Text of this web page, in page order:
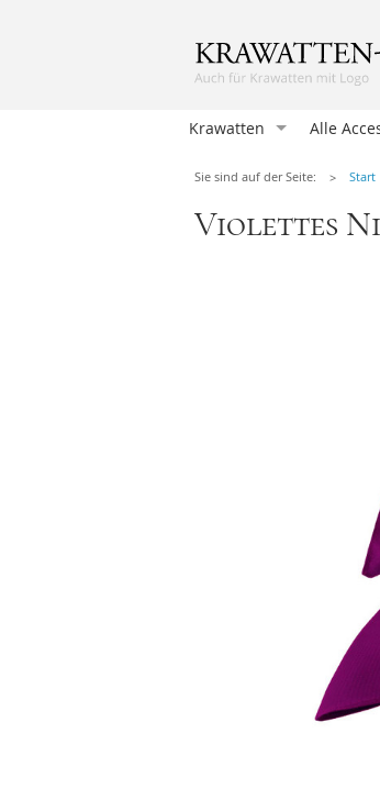
Krawatten
Alle
Herren-
Sie sind auf der Seite: Start
Violettes